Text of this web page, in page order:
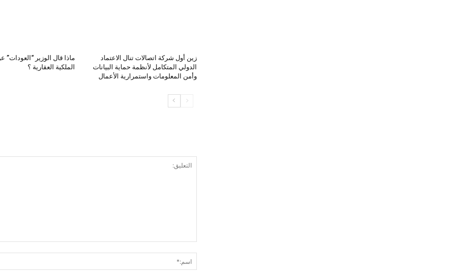
زين أول شركة اتصالات تنال الاعتماد
الدولي المتكامل لأنظمة حماية البيانات
وأمن المعلومات واستمرارية الأعمال
ماذا قال الوزير “العودات”
الملكية العقارية ؟